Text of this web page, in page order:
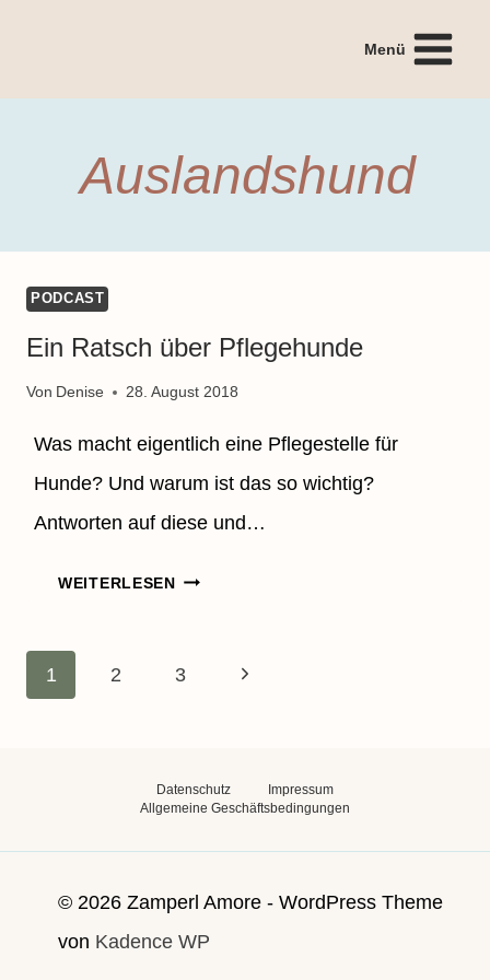
Menü
Auslandshund
PODCAST
Ein Ratsch über Pflegehunde
Von Denise 28. August 2018
Was macht eigentlich eine Pflegestelle für
Hunde? Und warum ist das so wichtig?
Antworten auf diese und…
WEITERLESENEIN
PFLEGEHUNDE
Seitennavigation
1 2 3
Nächste
Datenschutz
Impressum
Allgemeine Geschäftsbedingungen
© 2026 Zamperl Amore - WordPress Theme
von Kadence WP